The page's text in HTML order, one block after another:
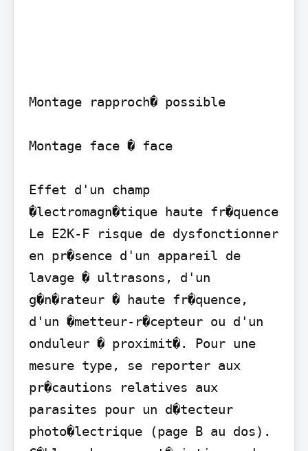
Montage rapproch� possible
Montage face � face
Effet d'un champ
�lectromagn�tique haute fr�quence
Le E2K-F risque de dysfonctionner
en pr�sence d'un appareil de
lavage � ultrasons, d'un
g�n�rateur � haute fr�quence,
d'un �metteur-r�cepteur ou d'un
onduleur � proximit�. Pour une
mesure type, se reporter aux
pr�cautions relatives aux
parasites pour un d�tecteur
photo�lectrique (page B au dos).